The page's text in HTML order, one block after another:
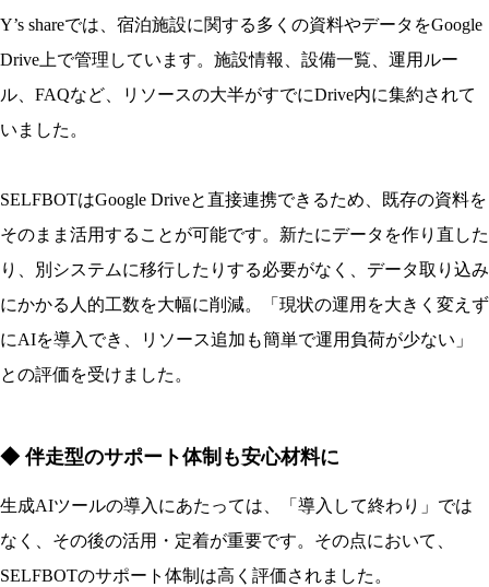
Y’s shareでは、宿泊施設に関する多くの資料やデータをGoogle
Drive上で管理しています。施設情報、設備一覧、運用ルー
ル、FAQなど、リソースの大半がすでにDrive内に集約されて
いました。
SELFBOTはGoogle Driveと直接連携できるため、既存の資料を
そのまま活用することが可能です。新たにデータを作り直した
り、別システムに移行したりする必要がなく、データ取り込み
にかかる人的工数を大幅に削減。「現状の運用を大きく変えず
にAIを導入でき、リソース追加も簡単で運用負荷が少ない」
との評価を受けました。
◆ 伴走型のサポート体制も安心材料に
生成AIツールの導入にあたっては、「導入して終わり」では
なく、その後の活用・定着が重要です。その点において、
SELFBOTのサポート体制は高く評価されました。